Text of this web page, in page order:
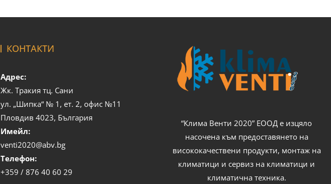
КОНТАКТИ
Адрес:
Жк. Тракия тц. Сани
ул. „Шипка“ № 1, ет. 2, офис №11
Пловдив 4023, България
Имейл:
venti2020@abv.bg
Телефон:
+359 / 876 40 60 29
“Клима Венти 2020” ЕООД е изцяло
насочена към предоставянето на
висококачествени продукти, монтаж на
климатици и сервиз на климатици и
климатична техника.